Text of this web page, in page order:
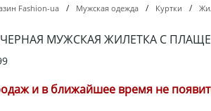
Fashion-ua / Мужская одежда / Куртки /
ЧЕРНАЯ МУЖСКАЯ ЖИЛЕТКА С
и в ближайшее время не